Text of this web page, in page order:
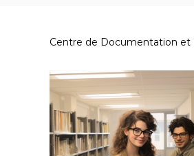
Centre de Documentation et